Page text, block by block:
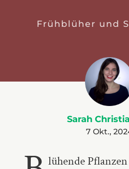
Frühblüher und
Sarah
7 Okt.,
lühende